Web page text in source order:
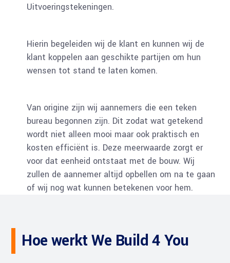
Uitvoeringstekeningen.
Hierin begeleiden wij de klant en kunnen wij de
klant koppelen aan geschikte partijen om hun
wensen tot stand te laten komen.
Van origine zijn wij aannemers die een teken
bureau begonnen zijn. Dit zodat wat getekend
wordt niet alleen mooi maar ook praktisch en
kosten efficiënt is. Deze meerwaarde zorgt er
voor dat eenheid ontstaat met de bouw. Wij
zullen de aannemer altijd opbellen om na te gaan
of wij nog wat kunnen betekenen voor hem.
Hoe werkt We Build 4 You